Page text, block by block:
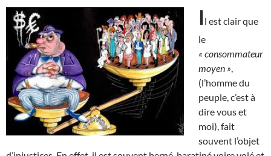
Il est clair que
le
« consommateur
moyen »
(l’homme du
peuple, c’est à
dire vous et
moi), fait
souvent l’objet